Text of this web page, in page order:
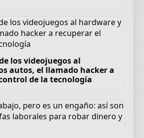
los videojuegos al
autos, el llamado hacker a
de la tecnología